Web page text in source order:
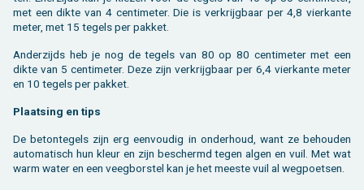
met een dikte van 4 cen­ti­me­ter. Die is ver­krijg­baar per 4,8 vier­kan­te
meter, met 15 te­gels per pak­ket.
An­der­zijds heb je nog de te­gels van 80 op 80 cen­ti­me­ter met een
dikte van 5 cen­ti­me­ter. Deze zijn ver­krijg­baar per 6,4 vier­kan­te meter
en 10 te­gels per pak­ket.
Plaat­sing en tips
De be­ton­te­gels zijn erg een­vou­dig in on­der­houd, want ze be­hou­den
au­to­ma­tisch hun kleur en zijn be­schermd tegen algen en vuil. Met wat
warm water en een veeg­bor­stel kan je het mees­te vuil al weg­poet­sen.